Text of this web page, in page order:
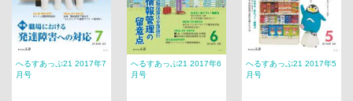
へるすあっぷ21 2017年7
月号
へるすあっぷ21 2017年6
月号
へるすあっぷ21 2017年5
月号